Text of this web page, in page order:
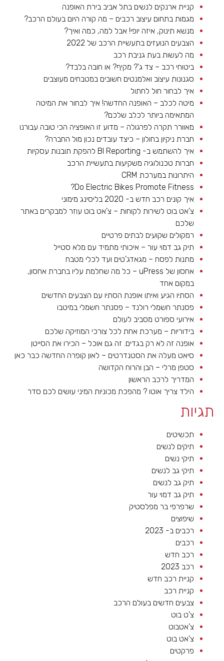
קניית ארנקים לנשים בתל אביב בירת האופנה
מגמות בתחום עיצוב רכבים – מה קורה היום בעולם הרכב?
מנשא תינוק, איזה יופי! אבל למה, כמה ואיך?
הצבעים הנועזים בתעשיית הרכב של 2022
מה לעשות בעת גניבת רכב
ביטוחי רכב – צד ג'? מקיף? או חובה בלבד?
סגנונות עיצוב ואלמנטים חשובים במטבחים מעוצבים
איך לבחור חול לחתול
מיטה לכלב – האופנה החדשה! איך לבחור את המיטה
המתאימה ביותר לכלב שלכם?
מאוורר תקרה לפרגולה – מדוע זו האופציה הכי טובה עבורנו
חברת ניקיון בחולון – כיצד עובדים נכון מול החברה?
איך להשתמש ב- BI Reporting להפקת תובנות עסקיות
חברות טכנולוגיה משקיעות בתעשיית הרכב
היתרונות במערכת CRM
Do Electric Bikes Promote Fitness?
איך קונים רכב חדש ב- 2020 בליסינג מימוני
צ'אט בוט לשירות לקוחות – צ'אט בוט עוזר למבקרים באתר
שלכם
רמקולים שקועים לבתים פרטיים
תיק גב דמוי עור – איכותי מתמיד עם מלא סטייל
מתנות לפסח – מגאדג'טים ועד לכלי מטבח
אחסון של uPress – כל מה שחלמת עליו בחברת אחסון,
במקום אחד
הסתיו הגיע ואיתו אופנת הסתיו עם הצבעים החדשים
פסנתר חשמלי רולנד – פסנתר חשמלי במיטבו
אירועי ספורט מסביב לעולם
בידוריות – מערכת אחת לכל צורכי המוזיקה שלכם
אופנה זה לא רק בגדים. זה גם אוכל – הכירו את הסייטן
סיאט מעלה את הסטנדרטים – לאון קופרה החדשה כבר כאן
סטפן מרלי – הבן והרוח הקדושה
המדריך לרכב הראשון
הילד צריך אוטו ? מהפכת מכוניות המיני עושים לכם סדר
תגיות
תכשיטים
תיקים לנשים
תיקי נשים
תיקי גב לנשים
תיק גב לנשים
תיק גב דמוי עור
שרפרפי בר מפלסטיק
שיפוצים
רכבים ב- 2023
רכבים
רכב חדש
רכב 2023
קניית רכב חדש
קניית רכב
צבעים חדשים בעולם הרכב
צ'ט בוט
צ'אטבוט
צ'אט בוט
פרקטים